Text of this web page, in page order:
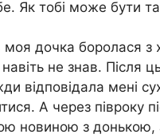
Як тобі може бути
моя дочка боролася
не знав. Після
відповідала мені
А через півроку
новиною з